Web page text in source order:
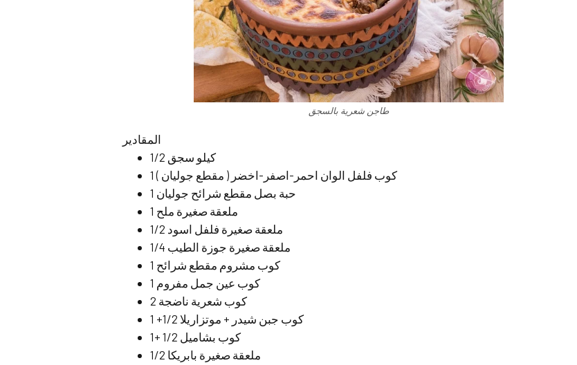
طاجن شعرية بالسجق
المقادير
1/2 كيلو سجق
1 كوب فلفل الوان احمر-اصفر-اخضر ( مقطع جوليان )
1 حبة بصل مقطع شرائح جوليان
1 ملعقة صغيرة ملح
1/2 ملعقة صغيرة فلفل اسود
1/4 ملعقة صغيرة جوزة الطيب
1 كوب مشروم مقطع شرائح
1 كوب عين جمل مفروم
2 كوب شعرية ناضجة
1 +1/2 كوب جبن شيدر + موتزاريلا
1+ 1/2 كوب بشاميل
1/2 ملعقة صغيرة بابريكا